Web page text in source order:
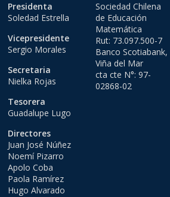
Presidenta
Soledad Estrella
Vicepresidente
Sergio Morales
Secretaria
Nielka Rojas
Tesorera
Guadalupe Lugo
Directores
Juan José Núñez
Noemí Pizarro
Apolo Coba
Paola Ramírez
Hugo Alvarado
Sociedad Chilena
de Educación
Matemática
Rut: 73.097.500-7
Banco Scotiabank,
Viña del Mar
cta cte N°: 97-
02868-02